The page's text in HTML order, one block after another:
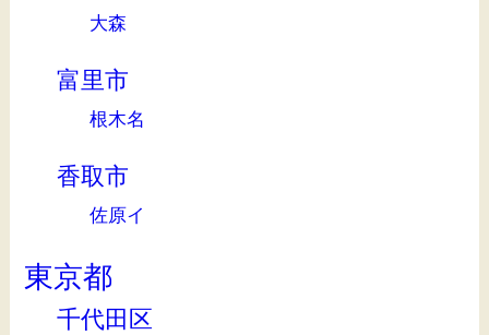
大森
富里市
根木名
香取市
佐原イ
東京都
千代田区